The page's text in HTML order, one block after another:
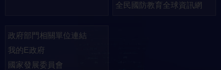
全民國防教育全球資訊網
政府部門相關單位連結
我的E政府
國家發展委員會